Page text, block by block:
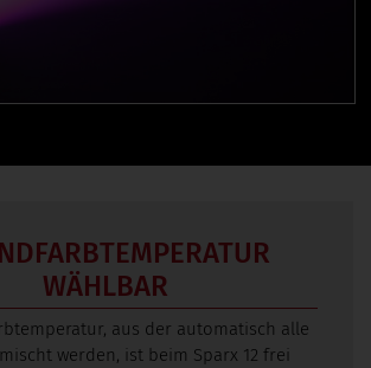
WÄHLBAR
aus der automatisch alle
werden, ist beim Sparx 12 frei